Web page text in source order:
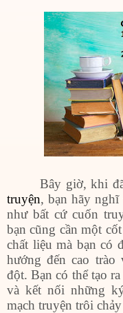
Bây giờ, khi
truyện, bạn hãy nghĩ
như bất cứ cuốn
bạn cũng cần một
chất liệu mà bạn có
hướng đến cao
đột. Bạn có thể tạo
và kết nối những
mạch truyện trôi